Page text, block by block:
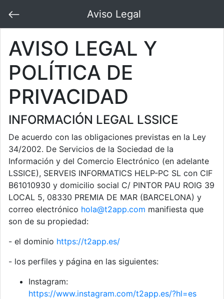
Aviso Legal
AVISO LEGAL Y
POLÍTICA DE
PRIVACIDAD
INFORMACIÓN LEGAL LSSICE
De acuerdo con las obligaciones previstas en la Ley
34/2002. De Servicios de la Sociedad de la
Información y del Comercio Electrónico (en adelante
LSSICE), SERVEIS INFORMATICS HELP-PC SL con CIF
B61010930 y domicilio social C/ PINTOR PAU ROIG 39
LOCAL 5, 08330 PREMIA DE MAR (BARCELONA) y
correo electrónico hola@t2app.com manifiesta que
son de su propiedad:
- el dominio https://t2app.es/
- los perfiles y página en las siguientes:
Instagram:
https://www.instagram.com/t2app.es/?hl=es